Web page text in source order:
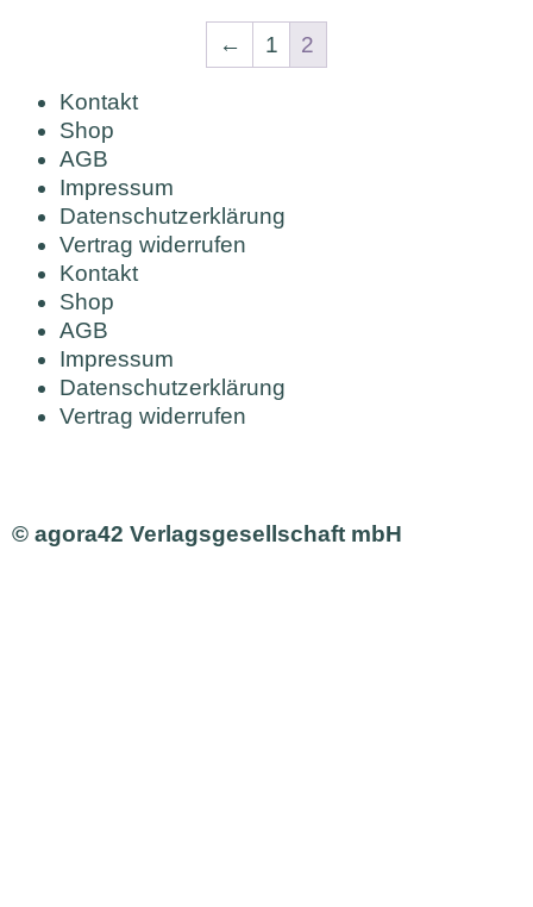
← 1 2
Kontakt
Shop
AGB
Impressum
Datenschutzerklärung
Vertrag widerrufen
Kontakt
Shop
AGB
Impressum
Datenschutzerklärung
Vertrag widerrufen
© agora42 Verlagsgesellschaft mbH